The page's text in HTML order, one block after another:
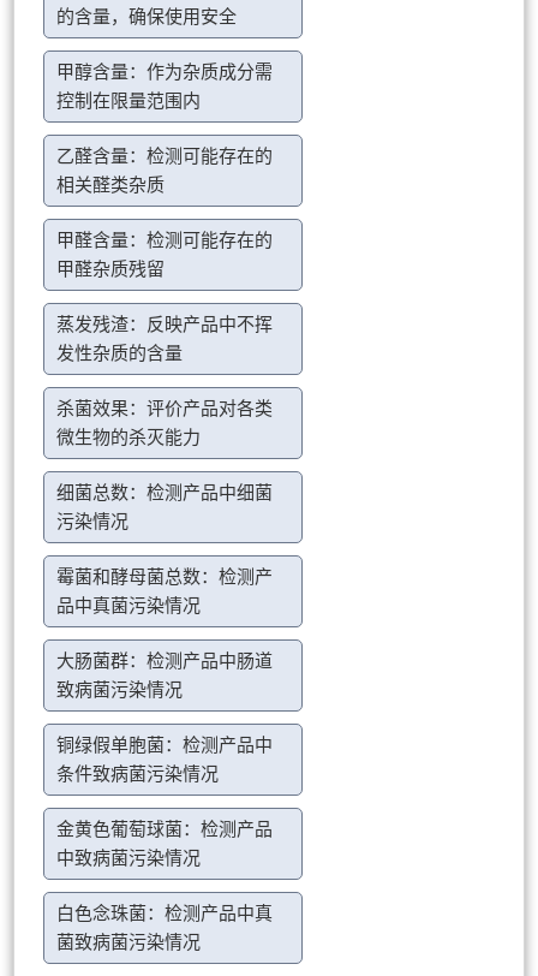
的含量，确保使用安全
甲醇含量：作为杂质成分需
控制在限量范围内
乙醛含量：检测可能存在的
相关醛类杂质
甲醛含量：检测可能存在的
甲醛杂质残留
蒸发残渣：反映产品中不挥
发性杂质的含量
杀菌效果：评价产品对各类
微生物的杀灭能力
细菌总数：检测产品中细菌
污染情况
霉菌和酵母菌总数：检测产
品中真菌污染情况
大肠菌群：检测产品中肠道
致病菌污染情况
铜绿假单胞菌：检测产品中
条件致病菌污染情况
金黄色葡萄球菌：检测产品
中致病菌污染情况
白色念珠菌：检测产品中真
菌致病菌污染情况